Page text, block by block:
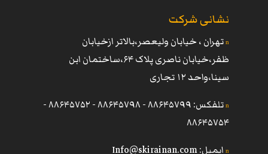
نشانی شرکت
n تهران ، خیابان ولیعصر،بالاتر ازخیابان
ظفر،خیابان ناصری پلاک ۶۴،ساختمان ابن
سینا،واحد ١٢ تجاری
n
تلفکس: ٨٨۶۴۵٧٩٩ - ٨٨۶۴۵٧٩٨ - ٨٨۶۴۵٧۵٢ -
٨٨۶۴۵٧۵۴
n ایمیل:Info@skirainan.com